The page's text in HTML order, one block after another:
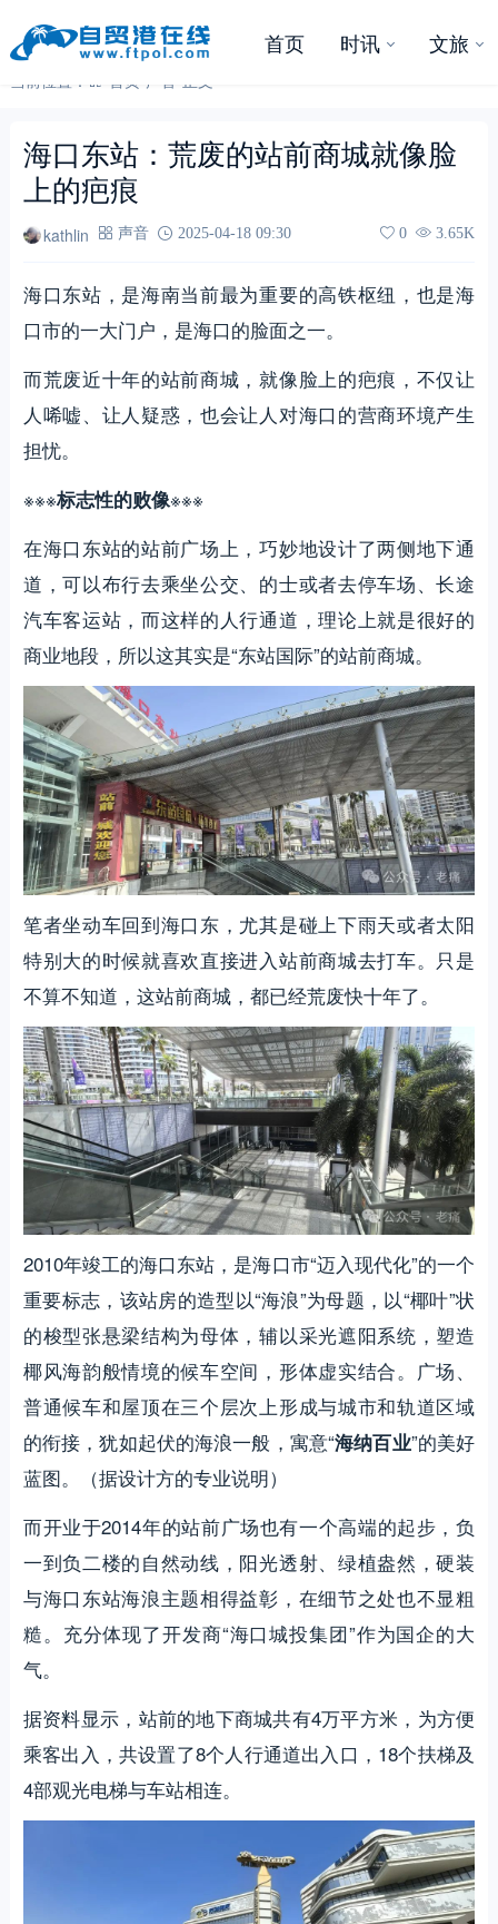
首页 时讯 文旅
当前位置： 首页 声音 正文
海口东站：荒废的站前商城就像脸
上的疤痕
kathlin 声音 2025-04-18 09:30 0 3.65K
海口东站，是海南当前最为重要的高铁枢纽，也是海
口市的一大门户，是海口的脸面之一。
而荒废近十年的站前商城，就像脸上的疤痕，不仅让
人唏嘘、让人疑惑，也会让人对海口的营商环境产生
担忧。
※※※标志性的败像※※※
在海口东站的站前广场上，巧妙地设计了两侧地下通
道，可以布行去乘坐公交、的士或者去停车场、长途
汽车客运站，而这样的人行通道，理论上就是很好的
商业地段，所以这其实是“东站国际”的站前商城。
笔者坐动车回到海口东，尤其是碰上下雨天或者太阳
特别大的时候就喜欢直接进入站前商城去打车。只是
不算不知道，这站前商城，都已经荒废快十年了。
2010年竣工的海口东站，是海口市“迈入现代化”的一个
重要标志，该站房的造型以“海浪”为母题，以“椰叶”状
的梭型张悬梁结构为母体，辅以采光遮阳系统，塑造
椰风海韵般情境的候车空间，形体虚实结合。广场、
普通候车和屋顶在三个层次上形成与城市和轨道区域
的衔接，犹如起伏的海浪一般，寓意“海纳百业”的美好
蓝图。（据设计方的专业说明）
而开业于2014年的站前广场也有一个高端的起步，负
一到负二楼的自然动线，阳光透射、绿植盎然，硬装
与海口东站海浪主题相得益彰，在细节之处也不显粗
糙。充分体现了开发商“海口城投集团”作为国企的大
气。
据资料显示，站前的地下商城共有4万平方米，为方便
乘客出入，共设置了8个人行通道出入口，18个扶梯及
4部观光电梯与车站相连。